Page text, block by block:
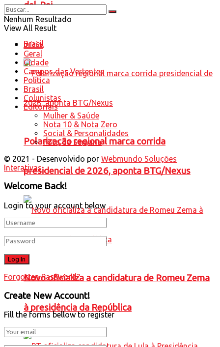
del-Rei
Brasil
Polarização regional marca corrida
presidencial de 2026, aponta BTG/Nexus
Novo oficializa a candidatura de Romeu Zema
à presidência da República
Nenhum Resultado
View All Result
Início
Geral
Cidade
Campos das Vertentes
Política
Brasil
Colunistas
Editoriais
Mulher & Saúde
Nota 10 & Nota Zero
Social & Personalidades
Foto da Semana
© 2021 - Desenvolvido por Webmundo Soluções
Interativas
Welcome Back!
Login to your account below
Forgotten Password?
Create New Account!
Fill the forms bellow to register